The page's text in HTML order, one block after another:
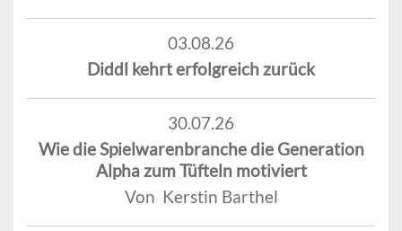
03.08.26
Diddl kehrt erfolgreich zurück
30.07.26
Wie die Spielwarenbranche die Generation
Alpha zum Tüfteln motiviert
Von Kerstin Barthel